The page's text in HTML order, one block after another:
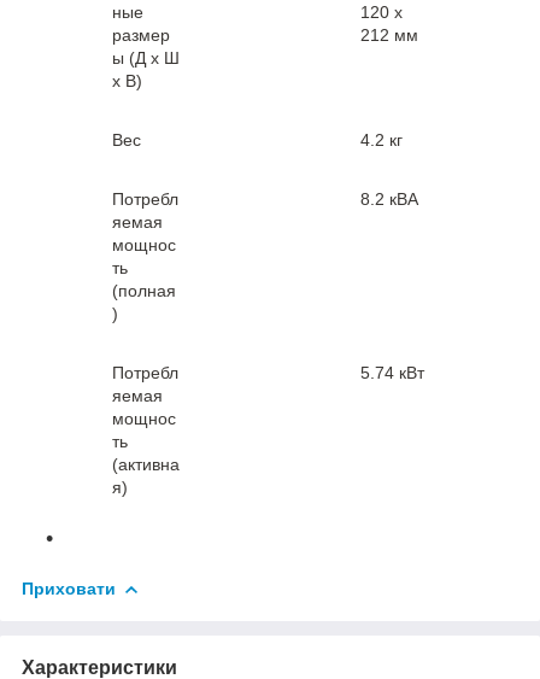
ные
размер
ы (Д х Ш
х В)
120 х
212 мм
Вес 4.2 кг
Потребл
яемая
мощнос
ть
(полная
)
8.2 кВА
Потребл
яемая
мощнос
ть
(активна
я)
5.74 кВт
Приховати
Характеристики